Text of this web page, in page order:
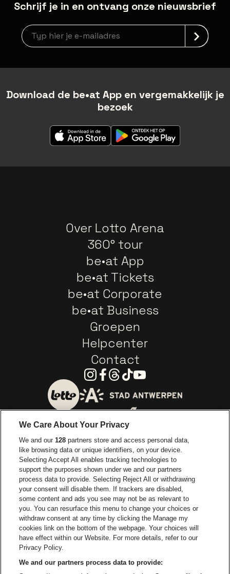
Schrijf je in en ontvang onze nieuwsbrief
Nieuwsbrief aanmelding
Download de be•at App en vergemakkelijk je
bezoek
Over Lotto Arena
360° tour
be•at App
be•at Tickets
be•at Corporate
be•at Business
Groepen
Helpcenter
Contact
Instagram
Facebook
Threads
TiktokYoutube
Ga naar de website van
Ga naar de website van Europcar
Ga naar de
Ga naar de website van Coca-Cola
Ga naar de website van
Ga naar
Ga naar de website van Champagne
Ga naar de website
Ga naar de website van Het
Ga naar de
Lotto Arena is een deel vanbe•at
Lotto Arena
Be-At Venues
We Care About Your Privacy
We and our128 partners store and access personal data,
like browsing data or unique identifiers, on your device.
Selecting Accept All enables tracking technologies to
support the purposes shown under we and our partners
process data to provide. Selecting Reject All or withdrawing
your consent will disable them. If trackers are disabled,
some content and ads you see may not be as relevant to
you. You can resurface this menu to change your choices or
withdraw consent at any time by clicking the Manage my
cookies link on the bottom of the webpage. Your choices will
have effect within our Website. For more details, refer to our
Privacy Policy.
We and our partners process data to provide: